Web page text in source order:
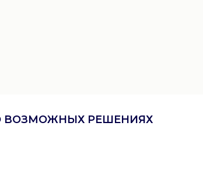
ВОЗМОЖНЫХ РЕШЕНИЯХ